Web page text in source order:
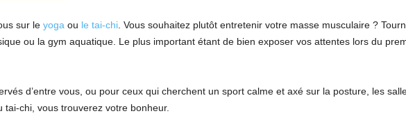
sur le yoga ou le tai-chi. Vous souhaitez plutôt entretenir votre masse musculaire ?
ou la gym aquatique. Le plus important étant de bien exposer vos attentes lors du
d’entre vous, ou pour ceux qui cherchent un sport calme et axé sur la posture, les
chi, vous trouverez votre bonheur.